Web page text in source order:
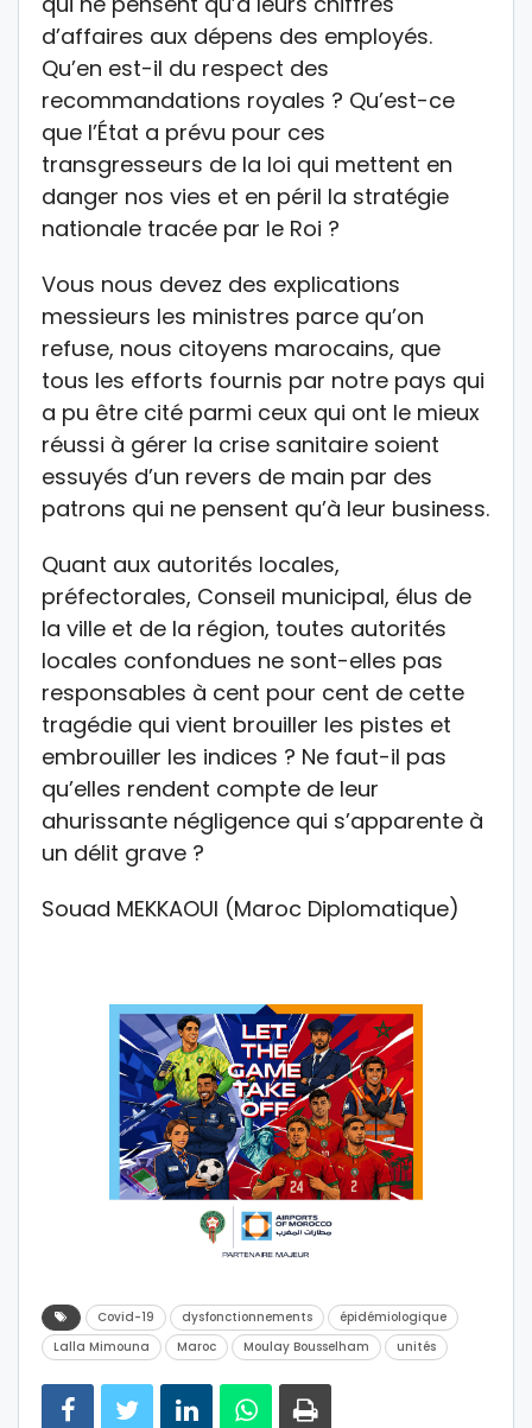
d’affaires aux dépens des employés.
Qu’en est-il du respect des
recommandations royales ? Qu’est-ce
que l’État a prévu pour ces
transgresseurs de la loi qui mettent en
danger nos vies et en péril la stratégie
nationale tracée par le Roi ?
Vous nous devez des explications
messieurs les ministres parce qu’on
refuse, nous citoyens marocains, que
tous les efforts fournis par notre pays qui
a pu être cité parmi ceux qui ont le mieux
réussi à gérer la crise sanitaire soient
essuyés d’un revers de main par des
patrons qui ne pensent qu’à leur business.
Quant aux autorités locales,
préfectorales, Conseil municipal, élus de
la ville et de la région, toutes autorités
locales confondues ne sont-elles pas
responsables à cent pour cent de cette
tragédie qui vient brouiller les pistes et
embrouiller les indices ? Ne faut-il pas
qu’elles rendent compte de leur
ahurissante négligence qui s’apparente à
un délit grave ?
Souad MEKKAOUI (Maroc Diplomatique)
Covid-19 dysfonctionnements
épidémiologique
Lalla Mimouna
Maroc Moulay Bousselham unités